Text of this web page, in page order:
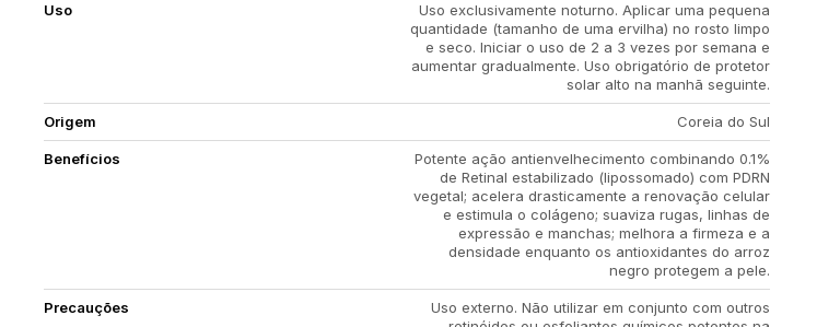
Uso
Uso exclusivamente noturno. Aplicar uma pequena
quantidade (tamanho de uma ervilha) no rosto limpo
e seco. Iniciar o uso de 2 a 3 vezes por semana e
aumentar gradualmente. Uso obrigatório de protetor
solar alto na manhã seguinte.
Origem Coreia do Sul
Benefícios
Potente ação antienvelhecimento combinando 0.1%
de Retinal estabilizado (lipossomado) com PDRN
vegetal; acelera drasticamente a renovação celular
e estimula o colágeno; suaviza rugas, linhas de
expressão e manchas; melhora a firmeza e a
densidade enquanto os antioxidantes do arroz
negro protegem a pele.
Precauções
Uso externo. Não utilizar em conjunto com outros